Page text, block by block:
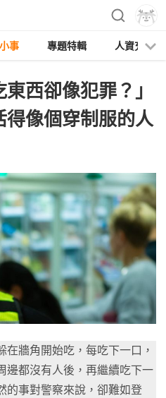
事 專題特輯 人資充電
東西卻像犯罪？」
得像個穿制服的人
牆角開始吃，每吃下一口，
邊都沒有人後，再繼續吃下一
的事對警察來說，卻難如登